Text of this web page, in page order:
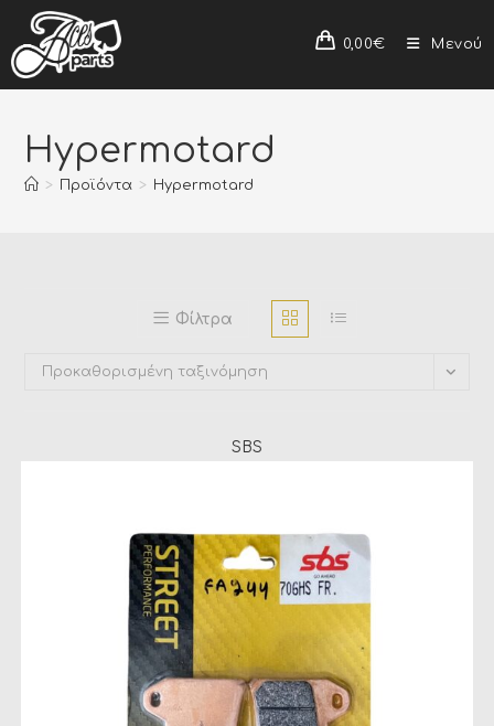
0,00€ Μενού
Hypermotard
> Προϊόντα > Hypermotard
Φίλτρα
Προκαθορισμένη ταξινόμηση
SBS